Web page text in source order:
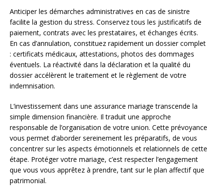
Anticiper les démarches administratives en cas de sinistre
facilite la gestion du stress. Conservez tous les justificatifs de
paiement, contrats avec les prestataires, et échanges écrits.
En cas d’annulation, constituez rapidement un dossier complet
: certificats médicaux, attestations, photos des dommages
éventuels. La réactivité dans la déclaration et la qualité du
dossier accélèrent le traitement et le règlement de votre
indemnisation.
L’investissement dans une assurance mariage transcende la
simple dimension financière. Il traduit une approche
responsable de l’organisation de votre union. Cette prévoyance
vous permet d’aborder sereinement les préparatifs, de vous
concentrer sur les aspects émotionnels et relationnels de cette
étape. Protéger votre mariage, c’est respecter l’engagement
que vous vous apprêtez à prendre, tant sur le plan affectif que
patrimonial.